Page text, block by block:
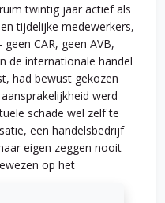
twintig jaar actief als
tijdelijke medewerkers,
CAR, geen AVB,
de internationale handel
had bewust gekozen
werd
schade wel zelf te
een handelsbedrijf
eigen zeggen nooit
op het